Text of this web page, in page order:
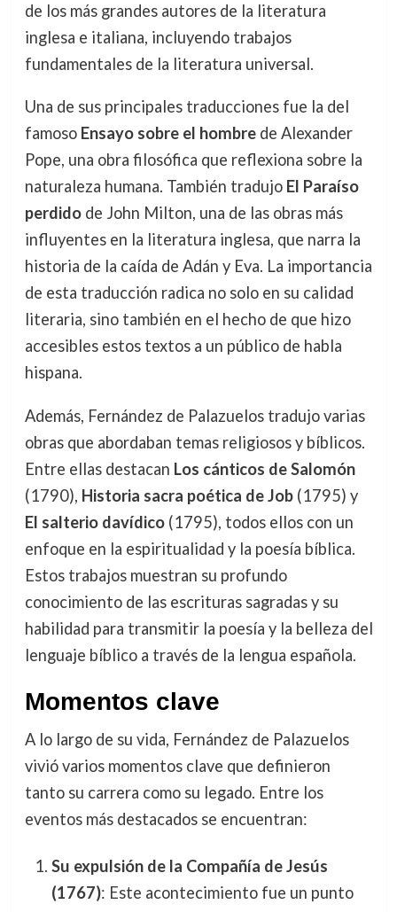
de los más grandes autores de la literatura
inglesa e italiana, incluyendo trabajos
fundamentales de la literatura universal.
Una de sus principales traducciones fue la del
famoso Ensayo sobre el hombrede Alexander
Pope, una obra filosófica que reflexiona sobre la
naturaleza humana. También tradujo El Paraíso
perdidode John Milton, una de las obras más
influyentes en la literatura inglesa, que narra la
historia de la caída de Adán y Eva. La importancia
de esta traducción radica no solo en su calidad
literaria, sino también en el hecho de que hizo
accesibles estos textos a un público de habla
hispana.
Además, Fernández de Palazuelos tradujo varias
obras que abordaban temas religiosos y bíblicos.
Entre ellas destacan Los cánticos de Salomón
(1790), Historia sacra poética de Job(1795) y
El salterio davídico(1795), todos ellos con un
enfoque en la espiritualidad y la poesía bíblica.
Estos trabajos muestran su profundo
conocimiento de las escrituras sagradas y su
habilidad para transmitir la poesía y la belleza del
lenguaje bíblico a través de la lengua española.
Momentos clave
A lo largo de su vida, Fernández de Palazuelos
vivió varios momentos clave que definieron
tanto su carrera como su legado. Entre los
eventos más destacados se encuentran:
Su expulsión de la Compañía de Jesús
(1767): Este acontecimiento fue un punto